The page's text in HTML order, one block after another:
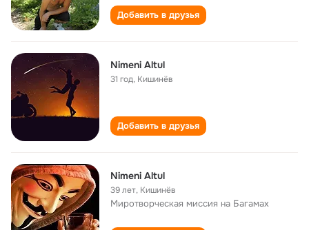
Добавить в друзья
Nimeni Altul
31 год, Кишинёв
Добавить в друзья
Nimeni Altul
39 лет, Кишинёв
Миротворческая миссия на Багамах